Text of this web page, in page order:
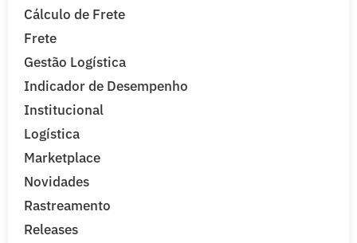
Cálculo de Frete
Frete
Gestão Logística
Indicador de Desempenho
Institucional
Logística
Marketplace
Novidades
Rastreamento
Releases